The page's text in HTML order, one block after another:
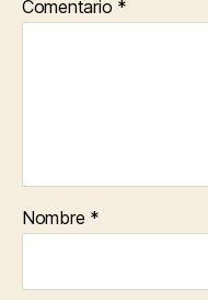
Comentario *
Nombre *